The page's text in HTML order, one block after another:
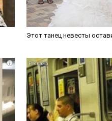
Этот танец невесты
i